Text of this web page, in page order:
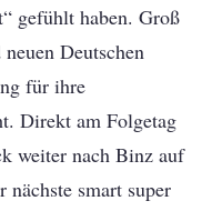
gefühlt haben. Groß
Deutschen
für ihre
Direkt am Folgetag
weiter nach Binz auf
nächste smart super